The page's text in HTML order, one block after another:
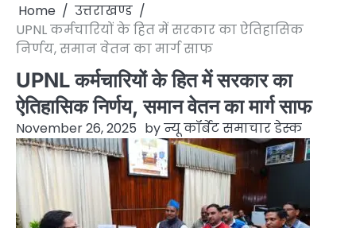
Home
उत्तराखण्ड
UPNL कर्मचारियों के हित में सरकार का ऐतिहासिक
निर्णय, समान वेतन का मार्ग साफ
UPNL कर्मचारियों के हित में सरकार का
ऐतिहासिक निर्णय, समान वेतन का मार्ग साफ
November 26, 2025 byन्यू कॉर्बेट समाचार डेस्क